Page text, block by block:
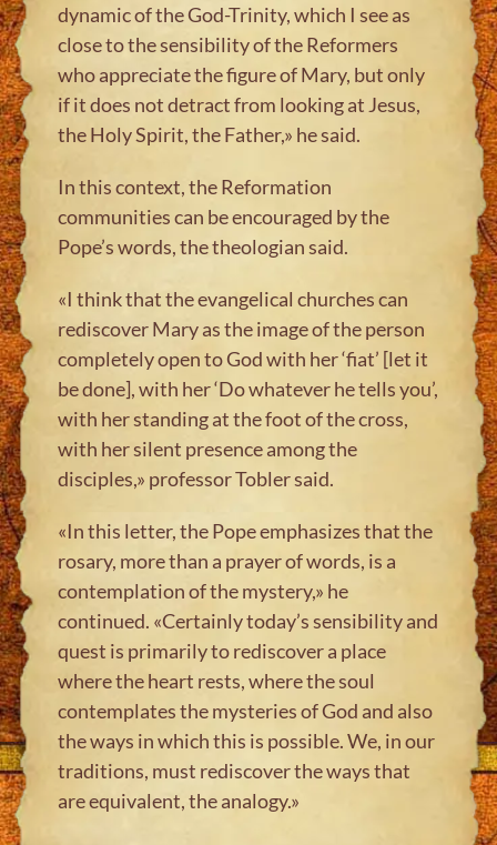
dynamic of the God-Trinity, which I see as
close to the sensibility of the Reformers
who appreciate the figure of Mary, but only
if it does not detract from looking at Jesus,
the Holy Spirit, the Father,» he said.
In this context, the Reformation
communities can be encouraged by the
Pope’s words, the theologian said.
«I think that the evangelical churches can
rediscover Mary as the image of the person
completely open to God with her ‘fiat’ [let it
be done], with her ‘Do whatever he tells you’,
with her standing at the foot of the cross,
with her silent presence among the
disciples,» professor Tobler said.
«In this letter, the Pope emphasizes that the
rosary, more than a prayer of words, is a
contemplation of the mystery,» he
continued. «Certainly today’s sensibility and
quest is primarily to rediscover a place
where the heart rests, where the soul
contemplates the mysteries of God and also
the ways in which this is possible. We, in our
traditions, must rediscover the ways that
are equivalent, the analogy.»